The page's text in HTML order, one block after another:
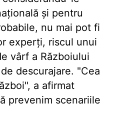
și pentru
nu mai pot fi
experți, riscul unui
vârf a Războiului
descurajare. "Cea
a afirmat
prevenim scenariile